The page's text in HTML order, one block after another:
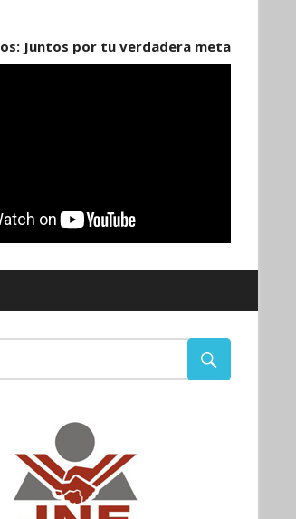
Juntos por tu verdadera meta